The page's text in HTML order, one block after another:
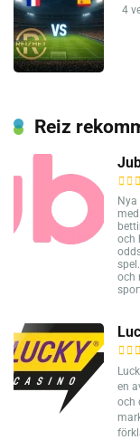
4
Reiz
Nya
och
och
en
och